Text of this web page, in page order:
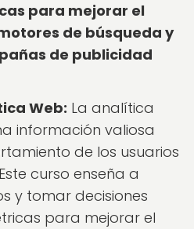
para mejorar el
de búsqueda y
de publicidad
Web: La analítica
información valiosa
de los usuarios
curso enseña a
y tomar decisiones
para mejorar el